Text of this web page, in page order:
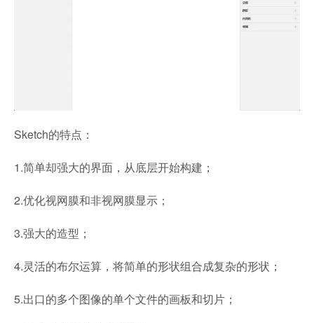
Sketch的特点：
1.简单却强大的界面，从底层开始构建；
2.优化视网膜和非视网膜显示；
3.强大的造型；
4.灵活的布尔运算，将简单的形状组合成复杂的形状；
5.出口的多个图像的单个文件的画板和切片；